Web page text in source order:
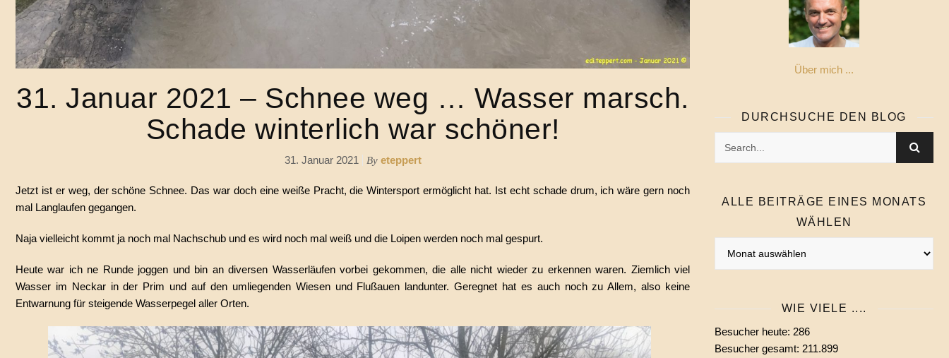
31. Januar 2021 – Schnee weg … Wasser marsch.
Schade winterlich war schöner!
31. Januar 2021 By eteppert
Jetzt ist er weg, der schöne Schnee. Das war doch eine weiße Pracht, die Wintersport ermöglicht hat. Ist echt schade drum, ich wäre gern noch
mal Langlaufen gegangen.
Naja vielleicht kommt ja noch mal Nachschub und es wird noch mal weiß und die Loipen werden noch mal gespurt.
Heute war ich ne Runde joggen und bin an diversen Wasserläufen vorbei gekommen, die alle nicht wieder zu erkennen waren. Ziemlich viel
Wasser im Neckar in der Prim und auf den umliegenden Wiesen und Flußauen landunter. Geregnet hat es auch noch zu Allem, also keine
Entwarnung für steigende Wasserpegel aller Orten.
Über mich ...
DURCHSUCHE DEN BLOG
ALLE BEITRÄGE EINES MONATS
WÄHLEN
wählen
WIE VIELE ....
Besucher heute: 286
Besucher gesamt: 211.899